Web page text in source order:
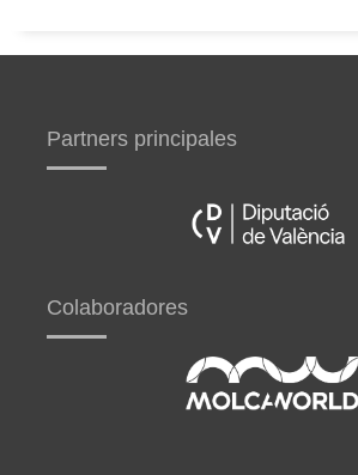
Partners principales
Colaboradores